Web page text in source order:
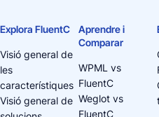
Explora FluentC
Visió general de
les
característiques
Visió general de
Aprendre i
Comparar
WPML vs
FluentC
Weglot vs
FluentC